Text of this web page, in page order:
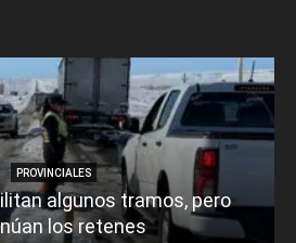
PROVINCIALES
algunos tramos, pero
los retenes